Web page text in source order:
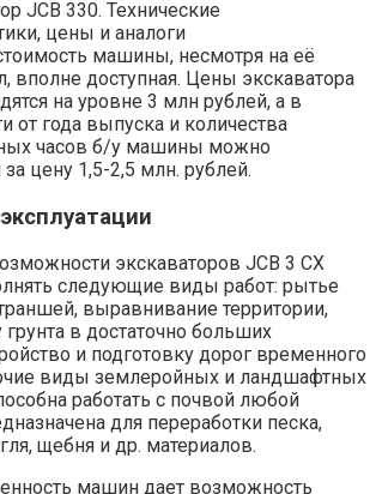
машины, несмотря на её
вполне доступная. Цены экскаватора
на уровне 3 млн рублей, а в
от года выпуска и количества
часов б/у машины можно
за цену 1,5-2,5 млн. рублей.
экскаваторов JCB 3 CX
следующие виды работ: рытье
выравнивание территории,
грунта в достаточно больших
и подготовку дорог временного
виды землеройных и ландшафтных
работать с почвой любой
для переработки песка,
щебня и др. материалов.
машин дает возможность